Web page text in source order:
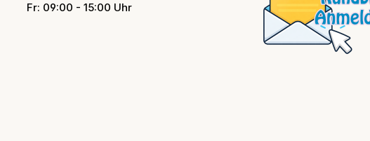
Fr: 09:00 - 15:00 Uhr